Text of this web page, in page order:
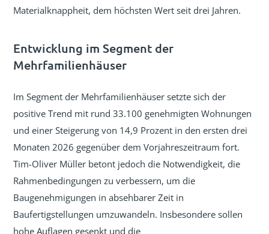
Materialknappheit, dem höchsten Wert seit drei Jahren.
Entwicklung im Segment der
Mehrfamilienhäuser
Im Segment der Mehrfamilienhäuser setzte sich der
positive Trend mit rund 33.100 genehmigten Wohnungen
und einer Steigerung von 14,9 Prozent in den ersten drei
Monaten 2026 gegenüber dem Vorjahreszeitraum fort.
Tim-Oliver Müller betont jedoch die Notwendigkeit, die
Rahmenbedingungen zu verbessern, um die
Baugenehmigungen in absehbarer Zeit in
Baufertigstellungen umzuwandeln. Insbesondere sollen
hohe Auflagen gesenkt und die